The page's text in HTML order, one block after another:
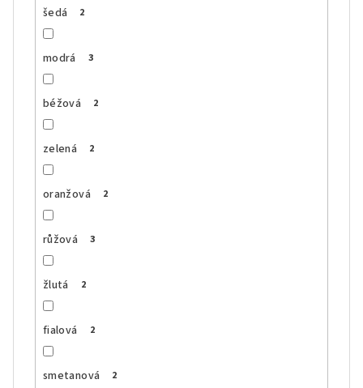
šedá 2
modrá 3
béžová 2
zelená 2
oranžová 2
růžová 3
žlutá 2
fialová 2
smetanová 2